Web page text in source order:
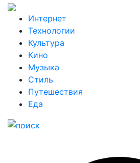
Интернет
Технологии
Культура
Кино
Музыка
Стиль
Путешествия
Еда